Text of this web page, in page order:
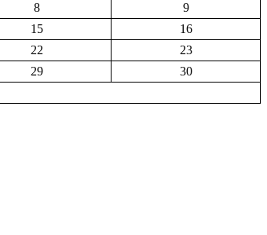
8
9
15
16
22
23
29
30